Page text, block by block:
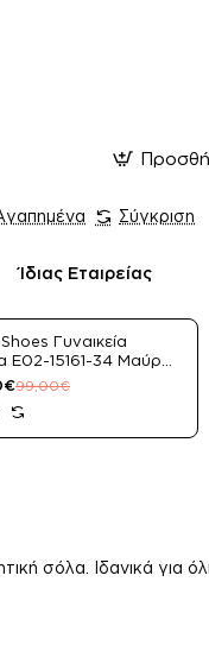
Σύγκριση
Ίδιας Εταιρείας
Γυναικεία
E02-15161-34 Μαύρο
99,00€
σόλα. Ιδανικά για